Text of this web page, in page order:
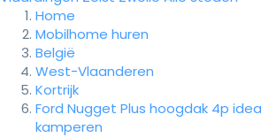
Home
Mobilhome huren
België
West-Vlaanderen
Kortrijk
Ford Nugget Plus hoogdak 4p
kamperen